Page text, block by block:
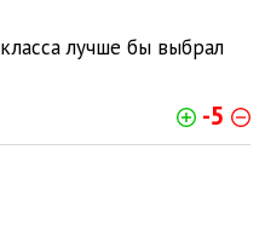
лучше бы выбрал
-5